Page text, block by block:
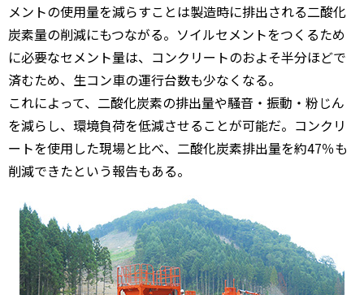
メントの使用量を減らすことは製造時に排出される二酸化
炭素量の削減にもつながる。ソイルセメントをつくるため
に必要なセメント量は、コンクリートのおよそ半分ほどで
済むため、生コン車の運行台数も少なくなる。
これによって、二酸化炭素の排出量や騒音・振動・粉じん
を減らし、環境負荷を低減させることが可能だ。コンクリ
ートを使用した現場と比べ、二酸化炭素排出量を約47％も
削減できたという報告もある。